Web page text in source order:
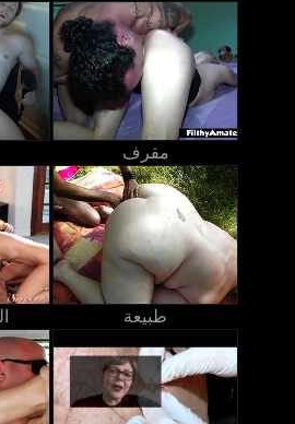
مقرف
طبيعة